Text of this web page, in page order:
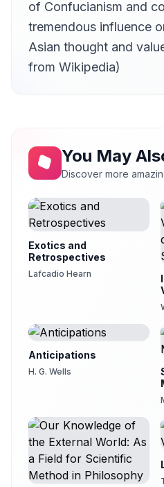
of Confucianism and
tremendous influence
Asian thought and
from Wikipedia)
You May
Discover more
Exotics and
Retrospectives
Lafcadio Hearn
Anticipations
H. G. Wells